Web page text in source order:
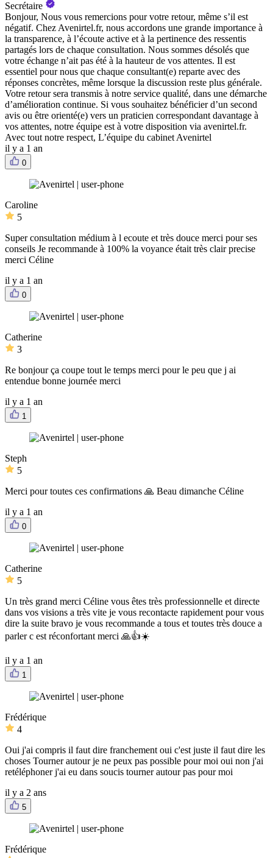
Secrétaire
Bonjour, Nous vous remercions pour votre retour, même s’il est
négatif. Chez Avenirtel.fr, nous accordons une grande importance à
la transparence, à l’écoute active et à la pertinence des ressentis
partagés lors de chaque consultation. Nous sommes désolés que
votre échange n’ait pas été à la hauteur de vos attentes. Il est
essentiel pour nous que chaque consultant(e) reparte avec des
réponses concrètes, même lorsque la discussion reste plus générale.
Votre retour sera transmis à notre service qualité, dans une démarche
d’amélioration continue. Si vous souhaitez bénéficier d’un second
avis ou être orienté(e) vers un praticien correspondant davantage à
vos attentes, notre équipe est à votre disposition via avenirtel.fr.
Avec tout notre respect, L’équipe du cabinet Avenirtel
il y a 1 an
0
Caroline
5
Super consultation médium à l ecoute et très douce merci pour ses
conseils Je recommande à 100% la voyance était très clair precise
merci Céline
il y a 1 an
0
Catherine
3
Re bonjour ça coupe tout le temps merci pour le peu que j ai
entendue bonne journée merci
il y a 1 an
1
Steph
5
Merci pour toutes ces confirmations 🙏 Beau dimanche Céline
il y a 1 an
0
Catherine
5
Un très grand merci Céline vous êtes très professionnelle et directe
dans vos visions a très vite je vous recontacte rapidement pour vous
dire la suite bravo je vous recommande a tous et toutes très douce a
parler c est réconfortant merci 🙏👍☀️
il y a 1 an
1
Frédérique
4
Oui j'ai compris il faut dire franchement oui c'est juste il faut dire les
choses Tourner autour je ne peux pas possible pour moi oui non j'ai
retéléphoner j'ai eu dans soucis tourner autour pas pour moi
il y a 2 ans
5
Frédérique